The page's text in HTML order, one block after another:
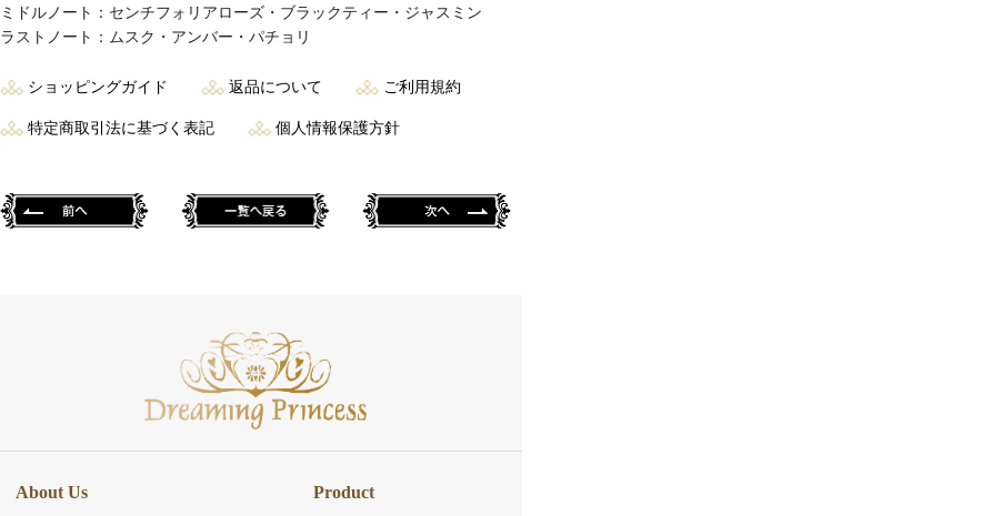
ミドルノート：センチフォリアローズ・ブラックティー・ジャスミン
ラストノート：ムスク・アンバー・パチョリ
ショッピングガイド 返品について ご利用規約
特定商取引法に基づく表記 個人情報保護方針
About Us Product